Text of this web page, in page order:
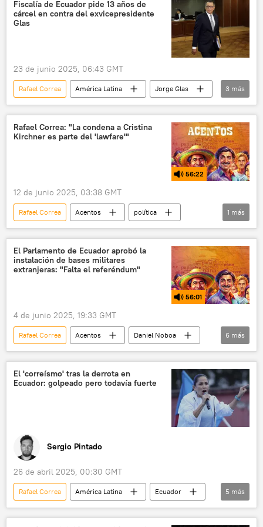
Ecuador
💬 Opinión y Análisis
Ollanta Humala
Fiscalía de Ecuador pide 13 años de
cárcel en contra del exvicepresidente
Glas
23 de junio 2025, 06:43 GMT
Rafael Correa América Latina
Jorge Glas
México
Quito Ecuador
3 más
Rafael Correa: "La condena a Cristina
Kirchner es parte del 'lawfare'"
56:22
12 de junio 2025, 03:38 GMT
Rafael Correa Acentos
política
Cristina Fernández de Kirchner
1 más
El Parlamento de Ecuador aprobó la
instalación de bases militares
extranjeras: "Falta el referéndum"
56:01
4 de junio 2025, 19:33 GMT
Rafael Correa Acentos
Daniel Noboa
política
Ecuador
Guatemala
EEUU
Parlamento de Ecuador
Asamblea Nacional de Ecuador
6 más
El 'correísmo' tras la derrota en
Ecuador: golpeado pero todavía fuerte
Sergio Pintado
26 de abril 2025, 00:30 GMT
Rafael Correa América Latina
Ecuador
Daniel Noboa
Luisa González
5 más